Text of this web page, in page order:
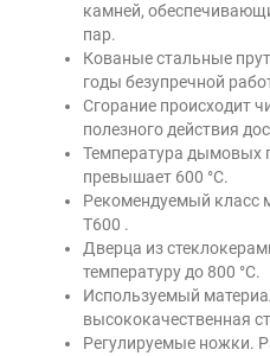
камней,
пар.
Кованые стальные
годы безупречной
Сгорание происходит
полезного действия
Температура дымовых
превышает 600 °C.
Рекомендуемый класс
T600 .
Дверца из
температуру до 800 °C.
Используемый
высококачественная
Регулируемые ножки.